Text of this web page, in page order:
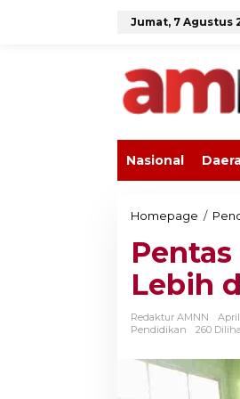
Jumat, 7 Agustus
Nasional
Homepage /
Lebih
Redaktur AMNN
April
Pendidikan
260